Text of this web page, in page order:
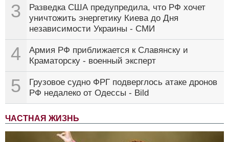
3
Разведка США предупредила, что РФ хочет
уничтожить энергетику Киева до Дня
независимости Украины - СМИ
4
Армия РФ приближается к Славянску и
Краматорску - военный эксперт
5
Грузовое судно ФРГ подверглось атаке дронов
РФ недалеко от Одессы - Bild
ЧАСТНАЯ ЖИЗНЬ